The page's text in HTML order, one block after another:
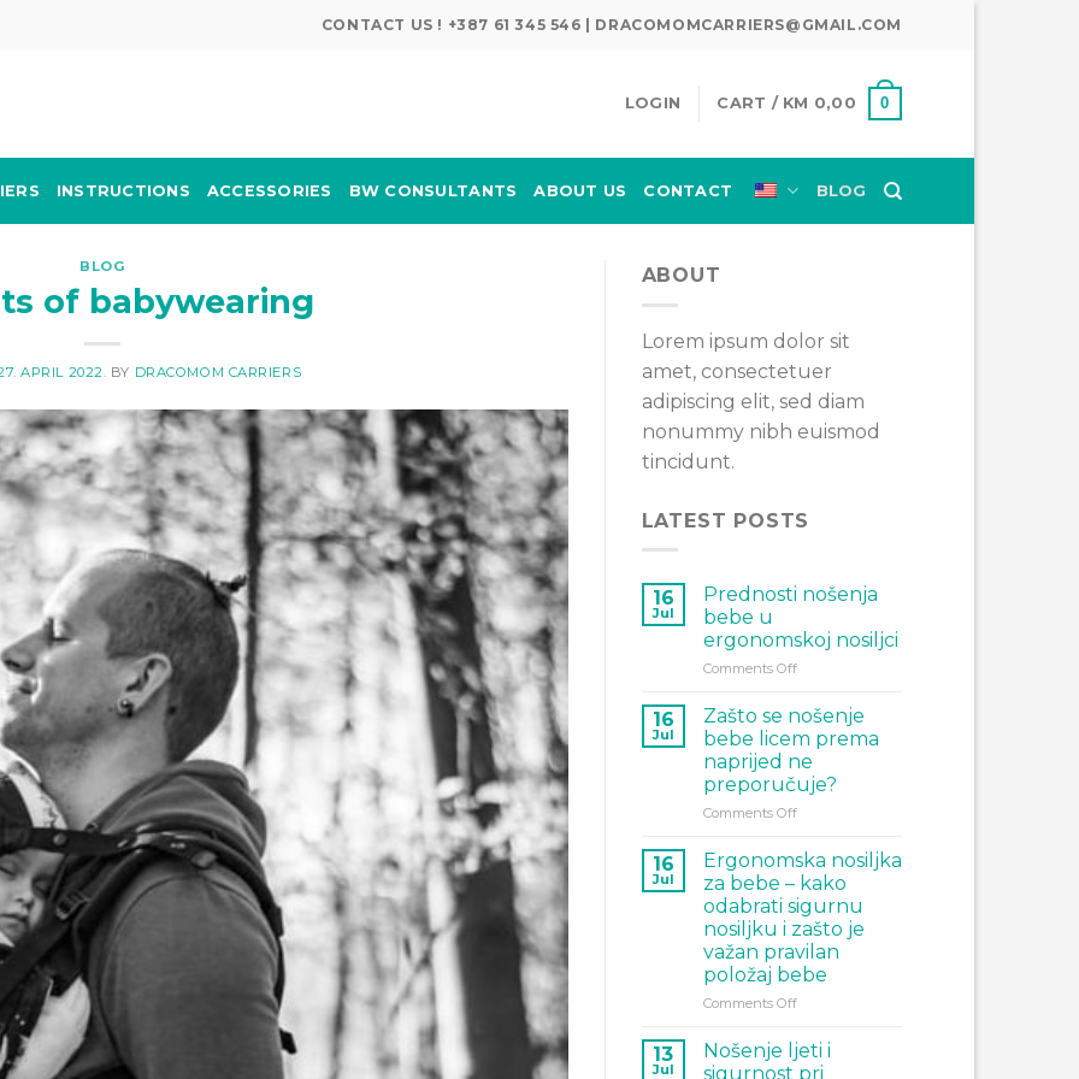
CONTACT US ! +387 61 345 546 | DRACOMOMCARRIERS@GMAIL.COM
LOGIN CART / KM 0,00 0
INSTRUCTIONS ACCESSORIES BW CONSULTANTS ABOUT US CONTACT BLOG
BLOG
of babywearing
APRIL 2022. BY DRACOMOM CARRIERS
ABOUT
Lorem ipsum dolor sit
amet, consectetuer
adipiscing elit, sed diam
nonummy nibh euismod
tincidunt.
LATEST POSTS
16
Jul
Prednosti nošenja
bebe u
ergonomskoj nosiljci
Comments Offon
nošenja
u
ergonomskoj
nosiljci
16
Jul
Zašto se nošenje
bebe licem prema
naprijed ne
preporučuje?
Comments Offon
se
nošenje
bebe
licem
prema
naprijed
ne
preporučuje?
16
Jul
Ergonomska nosiljka
za bebe – kako
odabrati sigurnu
nosiljku i zašto je
važan pravilan
položaj bebe
Comments Offon
nosiljka
za
13
Jul
Nošenje ljeti i
sigurnost pri